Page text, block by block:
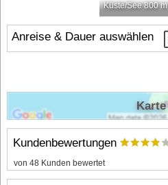
Küste/See 800 m
Anreise & Dauer auswählen
Kundenbewertungen
von 48 Kunden bewertet
Karte